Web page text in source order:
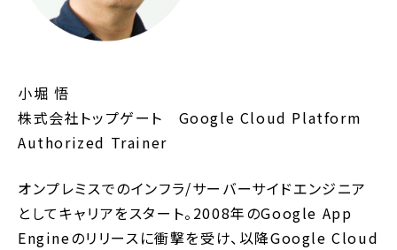
小堀 悟
株式会社トップゲート Google Cloud Platform
Authorized Trainer
オンプレミスでのインフラ/サーバーサイドエンジニア
としてキャリアをスタート。2008年のGoogle App
Engineのリリースに衝撃を受け、以降Google Cloud